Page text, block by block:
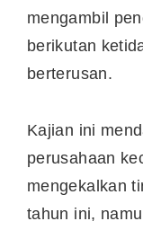
mengambil
berikutan
berterusan.
Kajian ini
perusahaan
mengekalkan
tahun ini,